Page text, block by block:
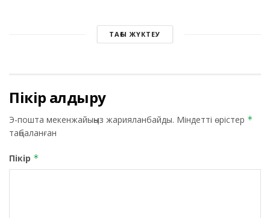
ТАҒЫ ЖҮКТЕУ
Пікір қалдыру
Э-пошта мекенжайыңыз жарияланбайды. Міндетті өрістер *
таңбаланған
Пікір *